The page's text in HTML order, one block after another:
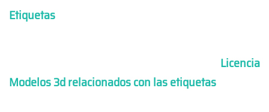
Etiquetas
Licencia
Modelos 3d relacionados con las etiquetas